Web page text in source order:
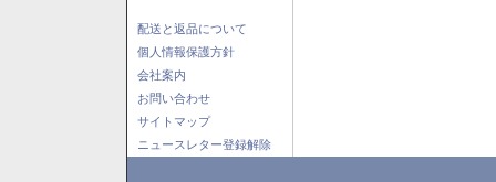
配送と返品について
個人情報保護方針
会社案内
お問い合わせ
サイトマップ
ニュースレター登録解除